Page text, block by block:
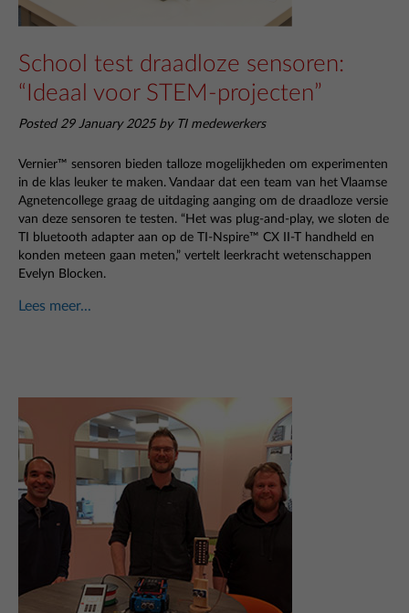
School test draadloze sensoren:
“Ideaal voor STEM-projecten”
Posted 29 January 2025 by TI medewerkers
Vernier™ sensoren bieden talloze mogelijkheden om experimenten
in de klas leuker te maken. Vandaar dat een team van het Vlaamse
Agnetencollege graag de uitdaging aanging om de draadloze versie
van deze sensoren te testen. “Het was plug-and-play, we sloten de
TI bluetooth adapter aan op de TI-Nspire™ CX II-T handheld en
konden meteen gaan meten,” vertelt leerkracht wetenschappen
Evelyn Blocken.
Lees meer...